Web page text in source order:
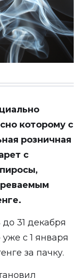
которому с
розничная
с
31 декабря
с 1 января
за пачку.